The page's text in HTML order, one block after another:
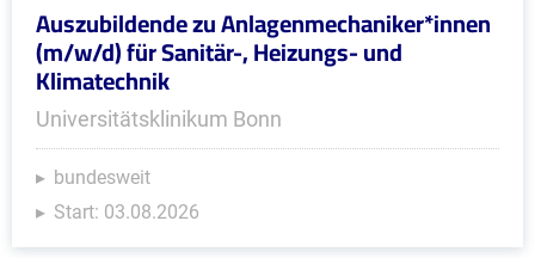
Auszubildende zu Anlagenmechaniker*innen
(m/w/d) für Sanitär-, Heizungs- und
Klimatechnik
Universitätsklinikum Bonn
bundesweit
Start: 03.08.2026